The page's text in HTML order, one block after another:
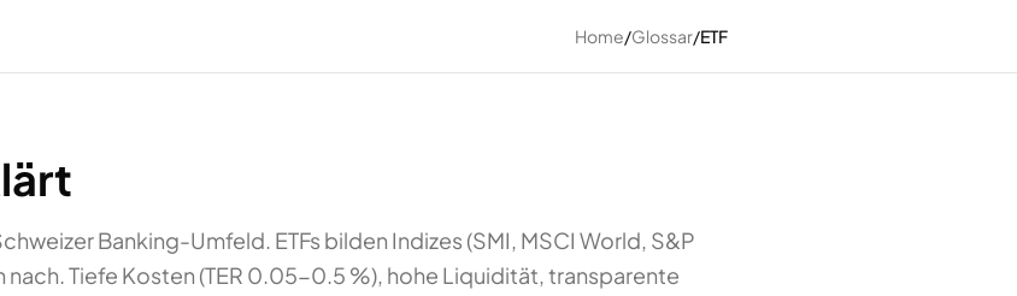
Home/Glossar/ETF
Banking-Umfeld. ETFs bilden Indizes (SMI, MSCI World, S&P
Tiefe Kosten (TER 0.05-0.5 %), hohe Liquidität, transparente